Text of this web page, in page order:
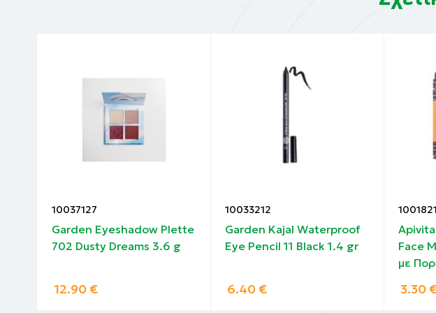
Για ένα έντονο, καλοσχηματισμένο βλέμμα, εφαρμόστε τη
Ξεκινήστε εφαρμόζοντας τη mascara στη ρίζα των βλεφαρίδων,
ματιού.
Βήμα 2: Ανόρθωση & επιμήκυνση
Οδηγήστε το βουρτσάκι προς τα πάνω και προς τα έξω,
Βήμα 3: Όγκος & διαχωρισμός
Εφαρμόστε ξανά με ανοδικές κινήσεις ζιγκ-ζαγκ από τη βάση έως
Βήμα 4: Έμφαση στις άκρες
10037127
Garden Eyeshadow Plette
702 Dusty Dreams 3.6 g
12.90 €
10033212
Garden Kajal Waterproof
Eye Pencil 11 Black 1.4 gr
6.40 €
Face
με
3.30